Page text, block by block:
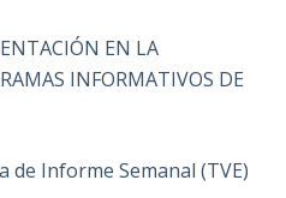
EN LA
INFORMATIVOS DE
Informe Semanal (TVE)